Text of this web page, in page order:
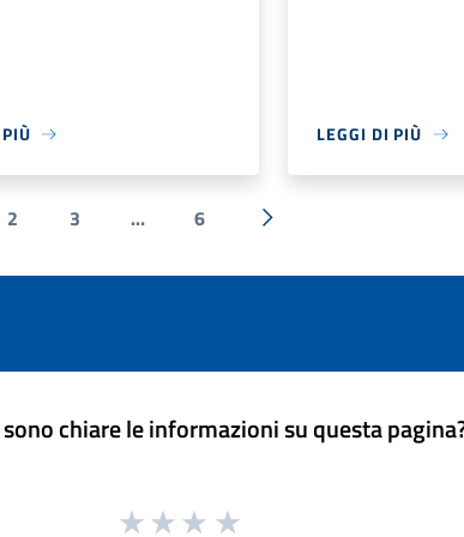
LEGGI DI PIÙ
2 3 ... 6
Successiva »
chiare le informazioni su questa